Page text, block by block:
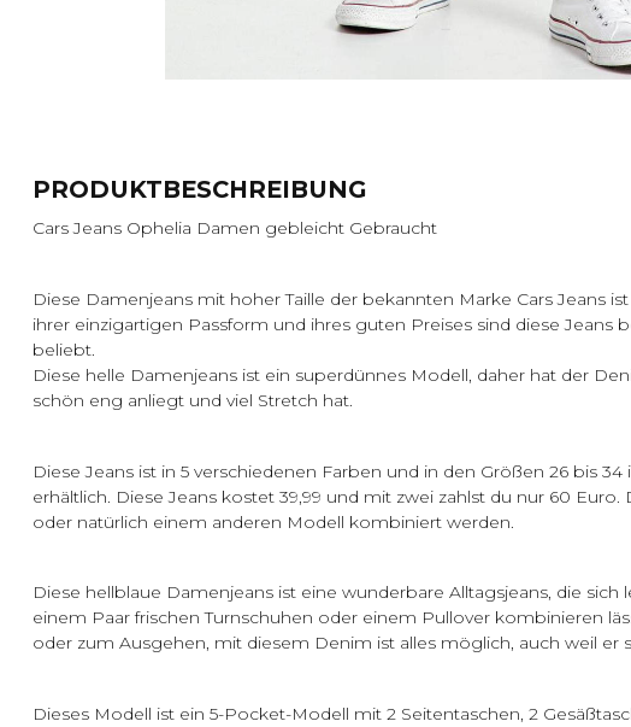
PRODUKTBESCHREIBUNG
Cars Jeans Ophelia Damen gebleicht Gebraucht
Diese Damenjeans mit hoher Taille der bekannten Marke Cars Jeans
ihrer einzigartigen Passform und ihres guten Preises sind diese Jeans
beliebt.
Diese helle Damenjeans ist ein superdünnes Modell, daher hat der
schön eng anliegt und viel Stretch hat.
Diese Jeans ist in 5 verschiedenen Farben und in den Größen 26 bis
erhältlich. Diese Jeans kostet 39,99 und mit zwei zahlst du nur 60 Euro.
oder natürlich einem anderen Modell kombiniert werden.
Diese hellblaue Damenjeans ist eine wunderbare Alltagsjeans, die
einem Paar frischen Turnschuhen oder einem Pullover kombinieren
oder zum Ausgehen, mit diesem Denim ist alles möglich, auch weil er
Dieses Modell ist ein 5-Pocket-Modell mit 2 Seitentaschen, 2